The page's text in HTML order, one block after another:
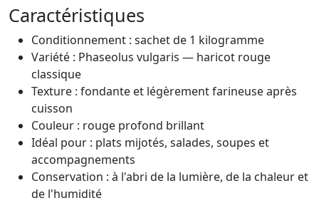
Caractéristiques
Conditionnement : sachet de 1 kilogramme
Variété : Phaseolus vulgaris — haricot rouge
classique
Texture : fondante et légèrement farineuse après
cuisson
Couleur : rouge profond brillant
Idéal pour : plats mijotés, salades, soupes et
accompagnements
Conservation : à l'abri de la lumière, de la chaleur et
de l'humidité